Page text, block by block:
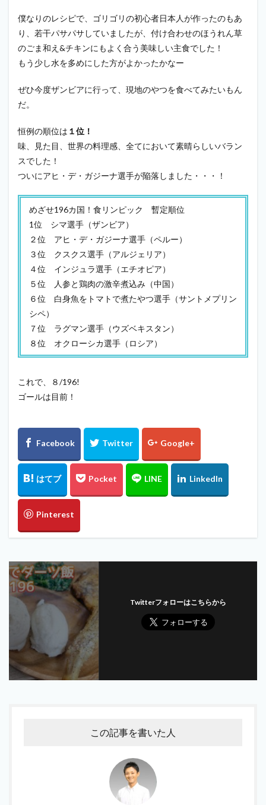
僕なりのレシピで、ゴリゴリの初心者日本人が作ったのもあ
り、若干パサパサしていましたが、付け合わせのほうれん草
のごま和え&チキンにもよく合う美味しい主食でした！
もう少し水を多めにした方がよかったかなー
ぜひ今度ザンビアに行って、現地のやつを食べてみたいもん
だ。
恒例の順位は １位！
味、見た目、世界の料理感、全てにおいて素晴らしいバラン
スでした！
ついにアヒ・デ・ガジーナ選手が陥落しました・・・！
めざせ196カ国！食リンピック 暫定順位
1位 シマ選手（ザンビア）
２位 アヒ・デ・ガジーナ選手（ペルー）
３位 クスクス選手（アルジェリア）
４位 インジュラ選手（エチオピア）
５位 人参と鶏肉の激辛煮込み（中国）
６位 白身魚をトマトで煮たやつ選手（サントメプリン
シペ）
７位 ラグマン選手（ウズベキスタン）
８位 オクローシカ選手（ロシア）
これで、８/196!
ゴールは目前！
Twitterフォローはこちらから
この記事を書いた人